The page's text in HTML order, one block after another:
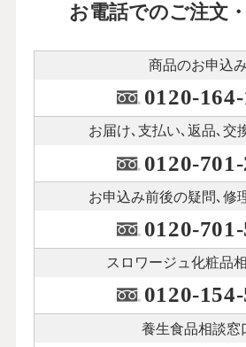
お電話でのご注文
商品のお申込み
0120-
お届け､支払い､ 返品､交
0120-
お申込み前後の疑問､修
0120-
スロワージュ化粧品
0120-
養生食品相談窓